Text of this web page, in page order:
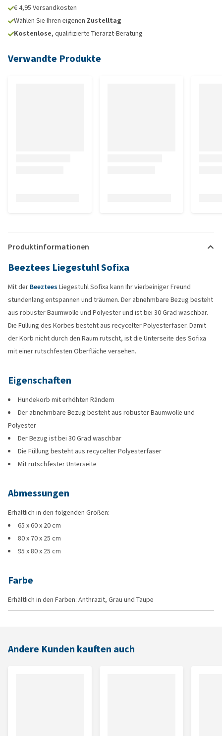
€ 4,95 Versandkosten
Wählen Sie Ihren eigenen Zustelltag
Kostenlose, qualifizierte Tierarzt-Beratung
Verwandte Produkte
Produktinformationen
Beeztees Liegestuhl Sofixa
Mit der Beeztees Liegestuhl Sofixa kann Ihr vierbeiniger Freund
stundenlang entspannen und träumen. Der abnehmbare Bezug besteht
aus robuster Baumwolle und Polyester und ist bei 30 Grad waschbar.
Die Füllung des Korbes besteht aus recycelter Polyesterfaser. Damit
der Korb nicht durch den Raum rutscht, ist die Unterseite des Sofixa
mit einer rutschfesten Oberfläche versehen.
Eigenschaften
Hundekorb mit erhöhten Rändern
Der abnehmbare Bezug besteht aus robuster Baumwolle und
Polyester
Der Bezug ist bei 30 Grad waschbar
Die Füllung besteht aus recycelter Polyesterfaser
Mit rutschfester Unterseite
Abmessungen
Erhältlich in den folgenden Größen:
65 x 60 x 20 cm
80 x 70 x 25 cm
95 x 80 x 25 cm
Farbe
Erhältlich in den Farben: Anthrazit, Grau und Taupe
Andere Kunden kauften auch